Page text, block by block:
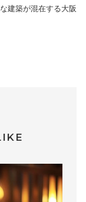
建築が混在する大阪